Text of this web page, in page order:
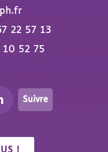
22 57 13
10 52 75
Suivre
!